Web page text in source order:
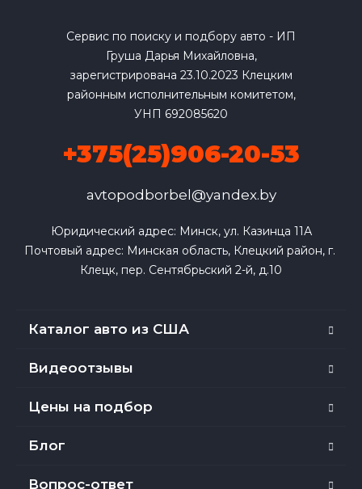
Сервис по поиску и подбору авто - ИП
Груша Дарья Михайловна,
зарегистрирована 23.10.2023 Клецким
районным исполнительным комитетом,
УНП 692085620
+375(25)906-20-53
avtopodborbel@yandex.by
Юридический адрес: Минск, ул. Казинца 11А
Почтовый адрес: Минская область, Клецкий район, г.
Клецк, пер. Сентябрьский 2-й, д.10
Каталог авто из США
Видеоотзывы
Цены на подбор
Блог
Вопрос-ответ